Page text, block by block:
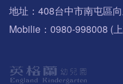
地址：408台中市南屯區
Mobilie：0980-998008 (